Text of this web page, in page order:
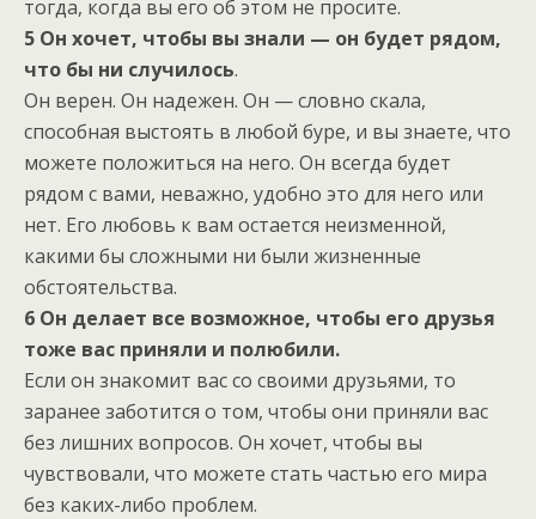
тогда, когда вы его об этом не просите.
5 Он хочет, чтобы вы знали — он будет рядом,
что бы ни случилось.
Он верен. Он надежен. Он — словно скала,
способная выстоять в любой буре, и вы знаете, что
можете положиться на него. Он всегда будет
рядом с вами, неважно, удобно это для него или
нет. Его любовь к вам остается неизменной,
какими бы сложными ни были жизненные
обстоятельства.
6 Он делает все возможное, чтобы его друзья
тоже вас приняли и полюбили.
Если он знакомит вас со своими друзьями, то
заранее заботится о том, чтобы они приняли вас
без лишних вопросов. Он хочет, чтобы вы
чувствовали, что можете стать частью его мира
без каких-либо проблем.